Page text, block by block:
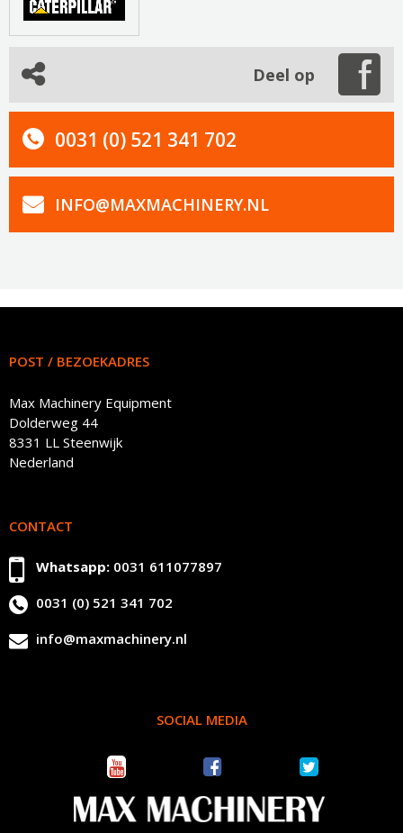
Deel op
0031 (0) 521 341 702
INFO@MAXMACHINERY.NL
POST / BEZOEKADRES
Max Machinery Equipment
Dolderweg 44
8331 LL Steenwijk
Nederland
CONTACT
Whatsapp: 0031 611077897
0031 (0) 521 341 702
info@maxmachinery.nl
SOCIAL MEDIA